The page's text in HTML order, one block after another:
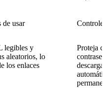
de usar
legibles y
aleatorios, lo
los enlaces
Proteja